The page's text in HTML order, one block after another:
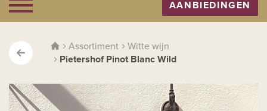
AANBIEDINGEN
Assortiment
Witte wijn
Pietershof Pinot Blanc Wild